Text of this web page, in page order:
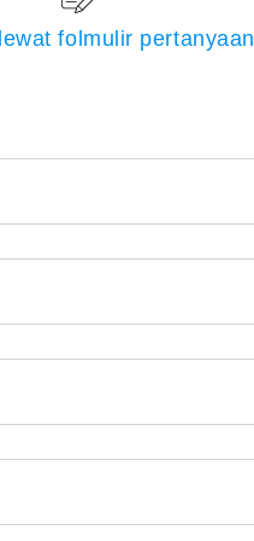
folmulir pertanyaan